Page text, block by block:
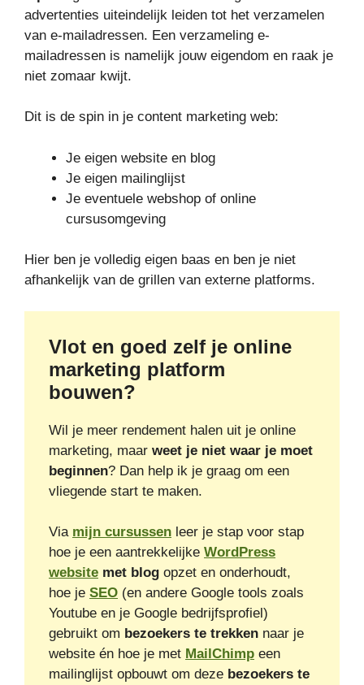
advertenties uiteindelijk leiden tot het verzamelen
van e-mailadressen. Een verzameling e-
mailadressen is namelijk jouw eigendom en raak je
niet zomaar kwijt.
Dit is de spin in je content marketing web:
Je eigen website en blog
Je eigen mailinglijst
Je eventuele webshop of online
cursusomgeving
Hier ben je volledig eigen baas en ben je niet
afhankelijk van de grillen van externe platforms.
Vlot en goed zelf je online
marketing platform
bouwen?
Wil je meer rendement halen uit je online
marketing, maar weet je niet waar je moet
beginnen? Dan help ik je graag om een
vliegende start te maken.
Via mijn cursussen leer je stap voor stap
hoe je een aantrekkelijke WordPress
website met blog opzet en onderhoudt,
hoe je SEO (en andere Google tools zoals
Youtube en je Google bedrijfsprofiel)
gebruikt om bezoekers te trekken naar je
website én hoe je met MailChimp een
mailinglijst opbouwt om deze bezoekers te